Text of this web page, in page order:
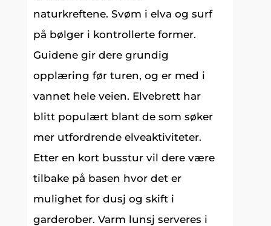
naturkreftene. Svøm i elva og surf
på bølger i kontrollerte former.
Guidene gir dere grundig
opplæring før turen, og er med i
vannet hele veien. Elvebrett har
blitt populært blant de som søker
mer utfordrende elveaktiviteter.
Etter en kort busstur vil dere være
tilbake på basen hvor det er
mulighet for dusj og skift i
garderober. Varm lunsj serveres i